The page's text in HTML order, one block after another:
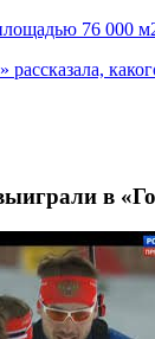
76 000
в